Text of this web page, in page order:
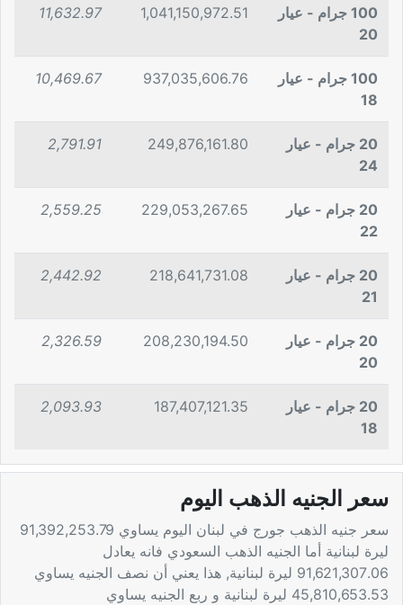
100 جرام - عيار
20
1,041,150,972.51
11,632.97
100 جرام - عيار
18
937,035,606.76
10,469.67
20 جرام - عيار
24
249,876,161.80
2,791.91
20 جرام - عيار
22
229,053,267.65
2,559.25
20 جرام - عيار
21
218,641,731.08
2,442.92
20 جرام - عيار
20
208,230,194.50
2,326.59
20 جرام - عيار
18
187,407,121.35
2,093.93
سعر الجنيه الذهب اليوم
سعر جنيه الذهب جورج في لبنان اليوم يساوي 91,392,253.79
ليرة لبنانية أما الجنيه الذهب السعودي فانه يعادل
91,621,307.06 ليرة لبنانية, هذا يعني أن نصف الجنيه يساوي
45,810,653.53 ليرة لبنانية و ربع الجنيه يساوي